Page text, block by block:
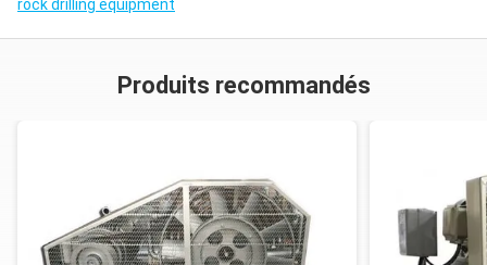
rock drilling equipment
Produits recommandés